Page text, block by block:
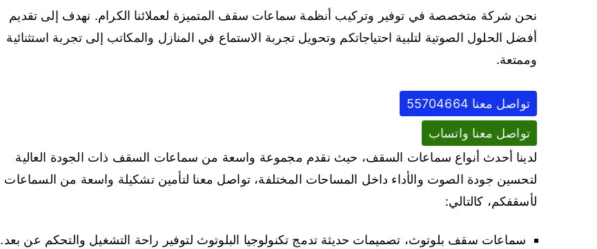
نحن شركة متخصصة في توفير وتركيب أنظمة سماعات سقف المتميزة لعملائنا الكرام. نهدف إلى تقديم
أفضل الحلول الصوتية لتلبية احتياجاتكم وتحويل تجربة الاستماع في المنازل والمكاتب إلى تجربة استثنائية
وممتعة.
تواصل معنا 55704664
تواصل معنا واتساب
لدينا أحدث أنواع سماعات السقف، حيث نقدم مجموعة واسعة من سماعات السقف ذات الجودة العالية
لتحسين جودة الصوت والأداء داخل المساحات المختلفة، تواصل معنا لتأمين تشكيلة واسعة من السماعات
لأسقفكم، كالتالي:
سماعات سقف بلوتوث، تصميمات حديثة تدمج تكنولوجيا البلوتوث لتوفير راحة التشغيل والتحكم عن بعد.